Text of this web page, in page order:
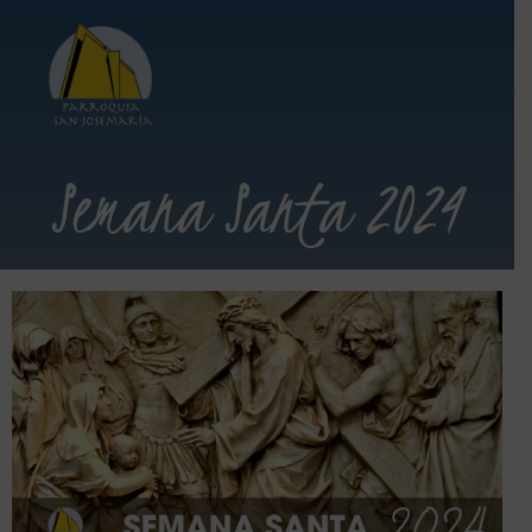
Semana Santa 2024